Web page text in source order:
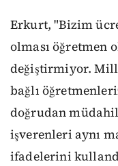
Erkurt, "Bizim
olması öğretmen
değiştirmiyor.
bağlı
doğrudan
işverenleri aynı
ifadelerini